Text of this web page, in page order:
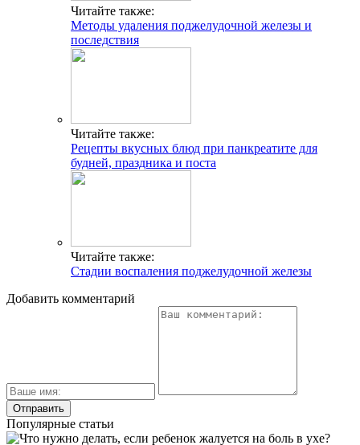
Читайте также:
Методы удаления поджелудочной железы и
последствия
Читайте также:
Рецепты вкусных блюд при панкреатите для
будней, праздника и поста
Читайте также:
Стадии воспаления поджелудочной железы
Добавить комментарий
Популярные статьи